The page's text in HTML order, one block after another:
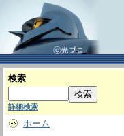
検索
詳細検索
ホーム